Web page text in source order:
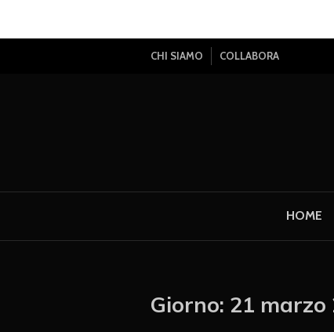
CHI SIAMO COLLABORA
HOME
Giorno: 21 marzo